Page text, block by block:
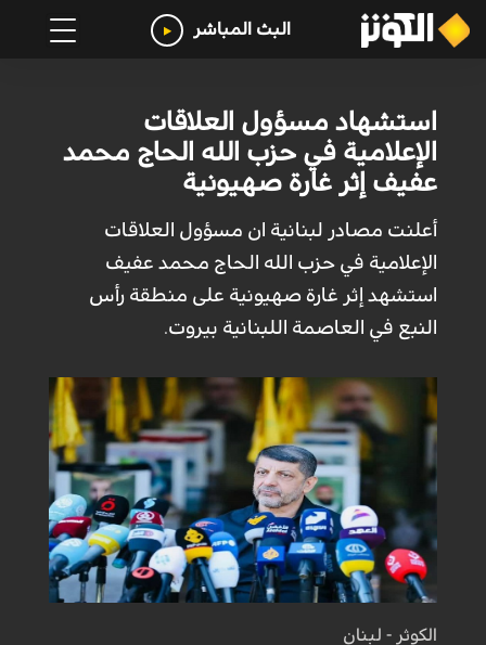
البث المباشر
استشهاد مسؤول العلاقات
الإعلامية في حزب الله الحاج محمد
عفيف إثر غارة صهيونية
أعلنت مصادر لبنانية ان مسؤول العلاقات
الإعلامية في حزب الله الحاج محمد عفيف
استشهد إثر غارة صهيونية على منطقة رأس
النبع في العاصمة اللبنانية بيروت.
الكوثر - لبنان